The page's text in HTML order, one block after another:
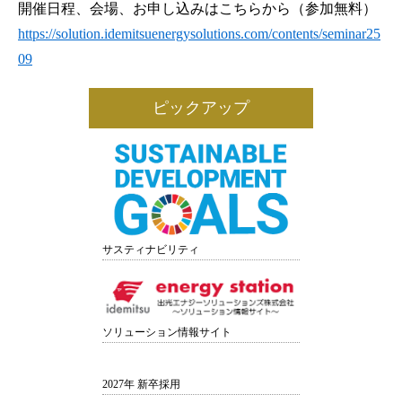
開催日程、会場、お申し込みはこちらから（参加無料）
https://solution.idemitsuenergysolutions.com/contents/seminar25
09
ピックアップ
サスティナビリティ
ソリューション情報サイト
2027年 新卒採用